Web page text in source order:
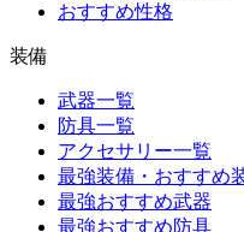
おすすめ性格
装備
武器一覧
防具一覧
アクセサリー一覧
最強装備・おすすめ
最強おすすめ武器
最強おすすめ防具